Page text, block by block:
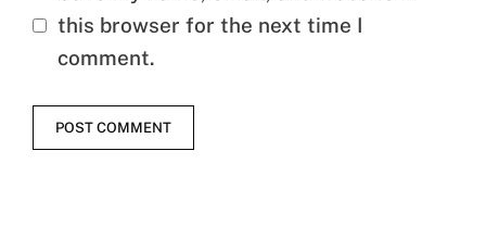
this browser for the next time I
comment.